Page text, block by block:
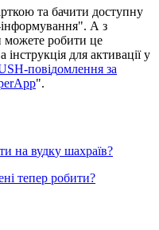
рткою та бачити доступну
інформування". А з
можете робити це
а інструкція для активації у
-повідомлення за
".
ти на вудку шахраїв?
ні тепер робити?